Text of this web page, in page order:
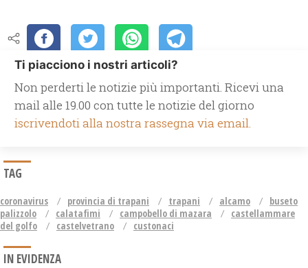
Ti piacciono i nostri articoli?
Non perderti le notizie più importanti. Ricevi una
mail alle 19.00 con tutte le notizie del giorno
iscrivendoti alla nostra rassegna via email.
TAG
coronavirus provincia di trapani trapani alcamo
buseto
palizzolo
calatafimi campobello di mazara
castellammare
del golfo
castelvetrano custonaci
IN EVIDENZA